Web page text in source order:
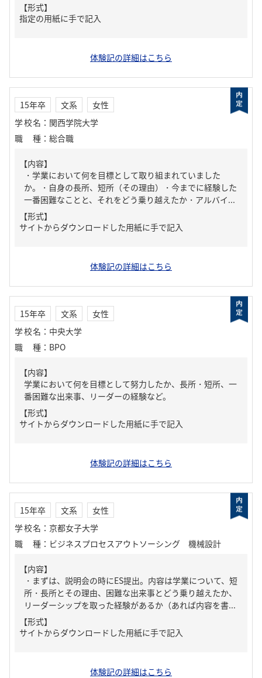
【形式】
指定の用紙に手で記入
体験記の詳細はこちら
15年卒 文系
女性
学校名 ： 関西学院大学
職種 ： 総合職
【内容】
・学業において何を目標として取り組まれていました
か。・自身の長所、短所（その理由）・今までに経験した
一番困難なことと、それをどう乗り越えたか・アルバイ...
【形式】
サイトからダウンロードした用紙に手で記入
体験記の詳細はこちら
15年卒 文系
女性
学校名 ： 中央大学
職種 ： BPO
【内容】
学業において何を目標として努力したか、長所・短所、一
番困難な出来事、リーダーの経験など。
【形式】
サイトからダウンロードした用紙に手で記入
体験記の詳細はこちら
15年卒 文系
女性
学校名 ： 京都女子大学
職種 ： ビジネスプロセスアウトソーシング 機械設計
【内容】
・まずは、説明会の時にES提出。内容は学業について、短
所・長所とその理由、困難な出来事とどう乗り越えたか、
リーダーシップを取った経験があるか（あれば内容を書...
【形式】
サイトからダウンロードした用紙に手で記入
体験記の詳細はこちら